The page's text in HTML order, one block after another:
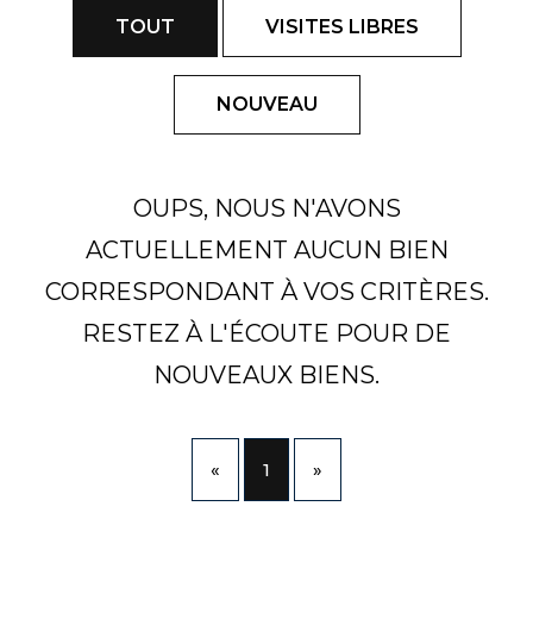
TOUT VISITES LIBRES
NOUVEAU
OUPS, NOUS N'AVONS
ACTUELLEMENT AUCUN BIEN
CORRESPONDANT À VOS CRITÈRES.
RESTEZ À L'ÉCOUTE POUR DE
NOUVEAUX BIENS.
« 1 »